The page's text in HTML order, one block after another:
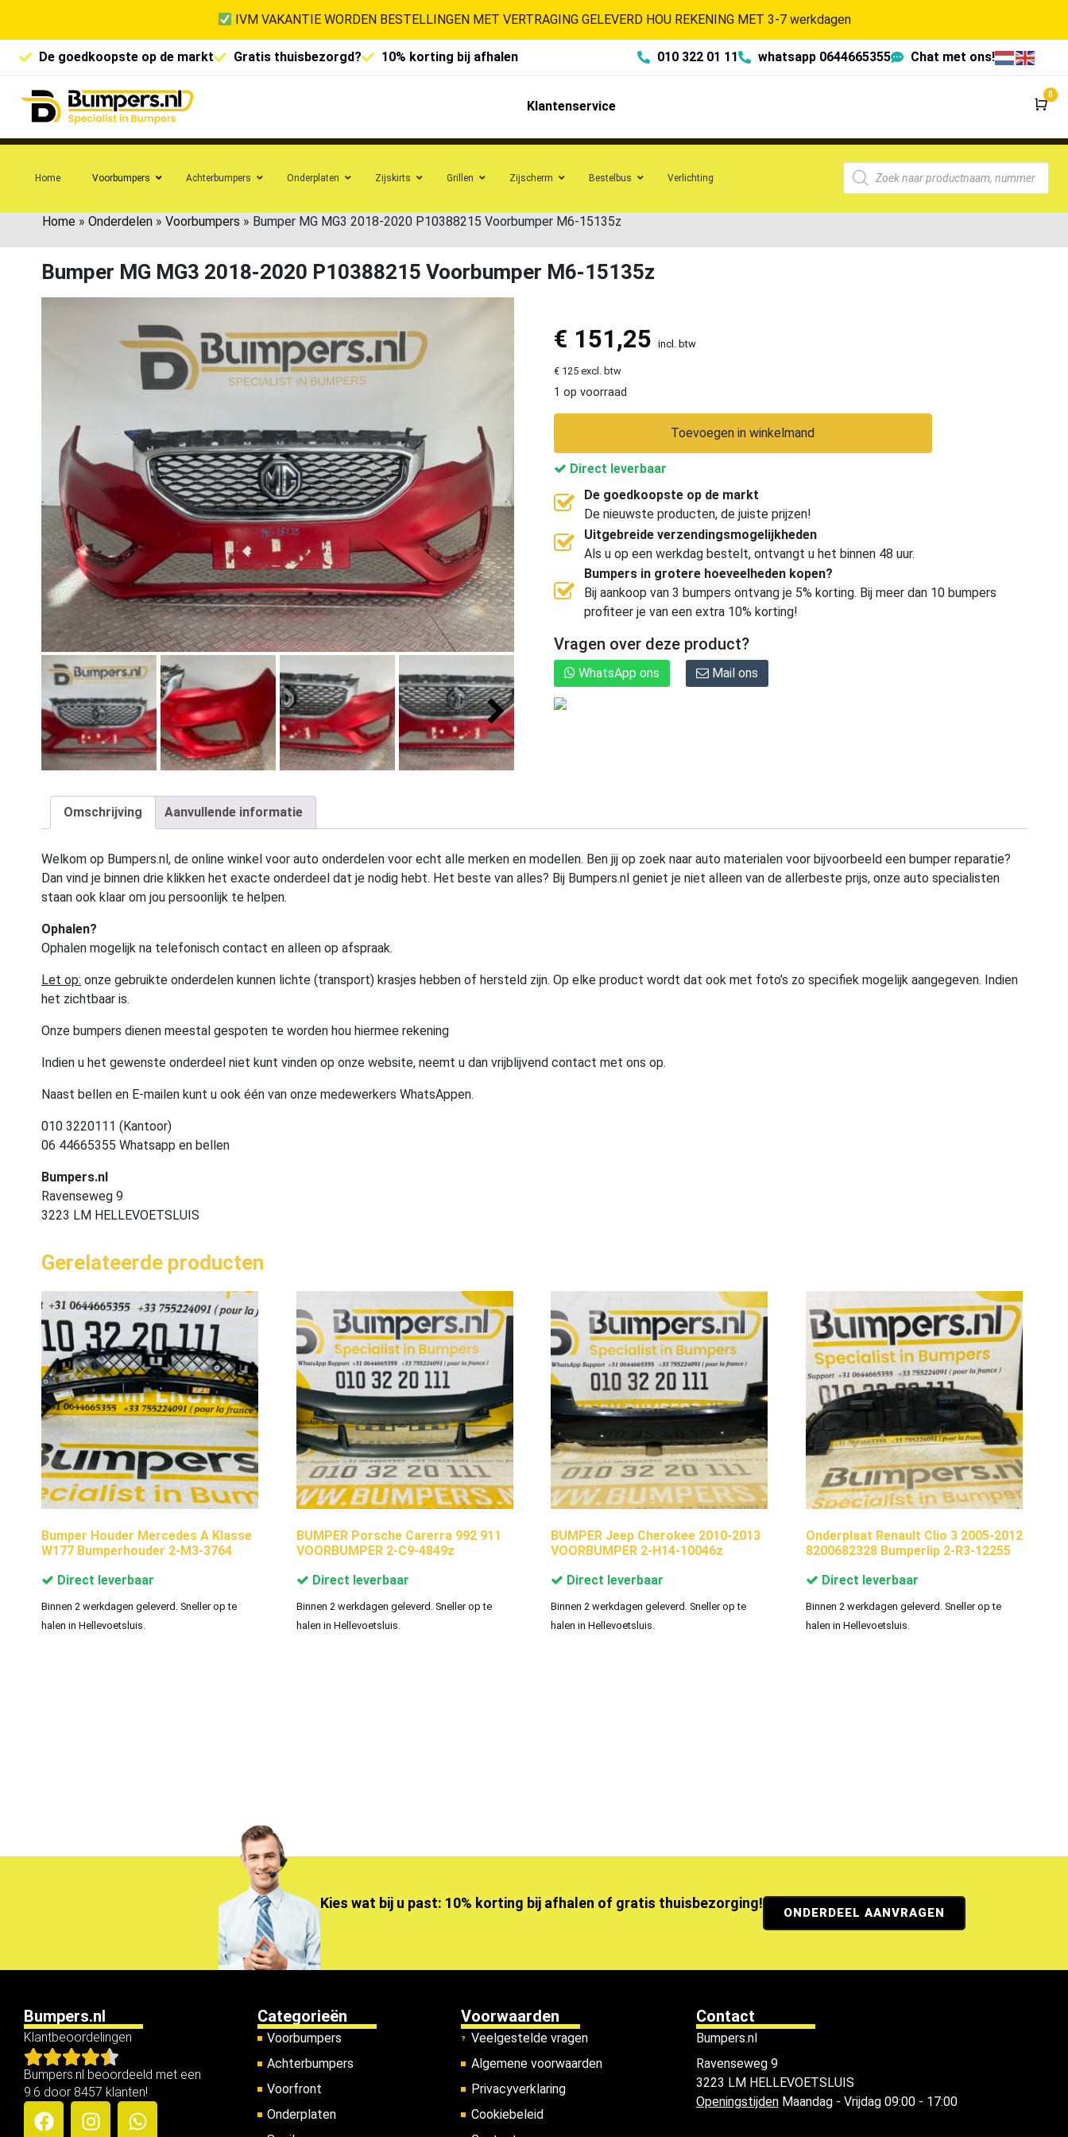
IVM VAKANTIE WORDEN BESTELLINGEN MET VERTRAGING GELEVERD HOU REKENING MET 3-7 werkdagen
De goedkoopste op de markt Gratis thuisbezorgd? 10% korting bij afhalen 010 322 01 11 whatsapp 0644665355 Chat met ons!
Klantenservice
0
Home Voorbumpers Achterbumpers Onderplaten Zijskirts Grillen Zijscherm Bestelbus Verlichting
Home » Onderdelen » Voorbumpers » Bumper MG MG3 2018-2020 P10388215 Voorbumper M6-15135z
Bumper MG MG3 2018-2020 P10388215 Voorbumper M6-15135z
€ 151,25 incl. btw
€ 125 excl. btw
1 op voorraad
Toevoegen in winkelmand
Direct leverbaar
De goedkoopste op de markt
De nieuwste producten, de juiste prijzen!
Uitgebreide verzendingsmogelijkheden
Als u op een werkdag bestelt, ontvangt u het binnen 48 uur.
Bumpers in grotere hoeveelheden kopen?
Bij aankoop van 3 bumpers ontvang je 5% korting. Bij meer dan 10 bumpers
profiteer je van een extra 10% korting!
Vragen over deze product?
WhatsApp ons Mail ons
Omschrijving Aanvullende informatie
Welkom op Bumpers.nl, de online winkel voor auto onderdelen voor echt alle merken en modellen. Ben jij op zoek naar auto materialen voor bijvoorbeeld een bumper reparatie?
Dan vind je binnen drie klikken het exacte onderdeel dat je nodig hebt. Het beste van alles? Bij Bumpers.nl geniet je niet alleen van de allerbeste prijs, onze auto specialisten
staan ook klaar om jou persoonlijk te helpen.
Ophalen?
Ophalen mogelijk na telefonisch contact en alleen op afspraak.
Let op: onze gebruikte onderdelen kunnen lichte (transport) krasjes hebben of hersteld zijn. Op elke product wordt dat ook met foto’s zo specifiek mogelijk aangegeven. Indien
het zichtbaar is.
Onze bumpers dienen meestal gespoten te worden hou hiermee rekening
Indien u het gewenste onderdeel niet kunt vinden op onze website, neemt u dan vrijblijvend contact met ons op.
Naast bellen en E-mailen kunt u ook één van onze medewerkers WhatsAppen.
010 3220111 (Kantoor)
06 44665355 Whatsapp en bellen
Bumpers.nl
Ravenseweg 9
3223 LM HELLEVOETSLUIS
Gerelateerde producten
Bumper Houder Mercedes A Klasse
W177 Bumperhouder 2-M3-3764
Direct leverbaar
Binnen 2 werkdagen geleverd. Sneller op te
halen in Hellevoetsluis.
BUMPER Porsche Carerra 992 911
VOORBUMPER 2-C9-4849z
Direct leverbaar
Binnen 2 werkdagen geleverd. Sneller op te
halen in Hellevoetsluis.
BUMPER Jeep Cherokee 2010-2013
VOORBUMPER 2-H14-10046z
Direct leverbaar
Binnen 2 werkdagen geleverd. Sneller op te
halen in Hellevoetsluis.
Onderplaat Renault Clio 3 2005-2012
8200682328 Bumperlip 2-R3-12255
Direct leverbaar
Binnen 2 werkdagen geleverd. Sneller op te
halen in Hellevoetsluis.
Kies wat bij u past: 10% korting bij afhalen of gratis thuisbezorging!
ONDERDEEL AANVRAGEN
Bumpers.nl
Klantbeoordelingen
Bumpers.nl beoordeeld met een
9.6 door 8457 klanten!
Categorieën
Voorbumpers
Achterbumpers
Voorfront
Onderplaten
Voorwaarden
Veelgestelde vragen
Algemene voorwaarden
Privacyverklaring
Cookiebeleid
Contact
Bumpers.nl
Ravenseweg 9
3223 LM HELLEVOETSLUIS
OpeningstijdenMaandag - Vrijdag 09:00 - 17:00